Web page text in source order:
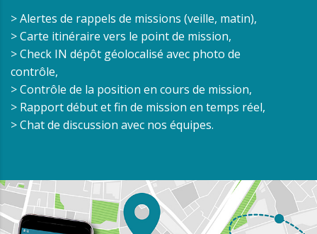
> Alertes de rappels de missions (veille, matin),
> Carte itinéraire vers le point de mission,
> Check IN dépôt géolocalisé avec photo de
contrôle,
> Contrôle de la position en cours de mission,
> Rapport début et fin de mission en temps réel,
> Chat de discussion avec nos équipes.